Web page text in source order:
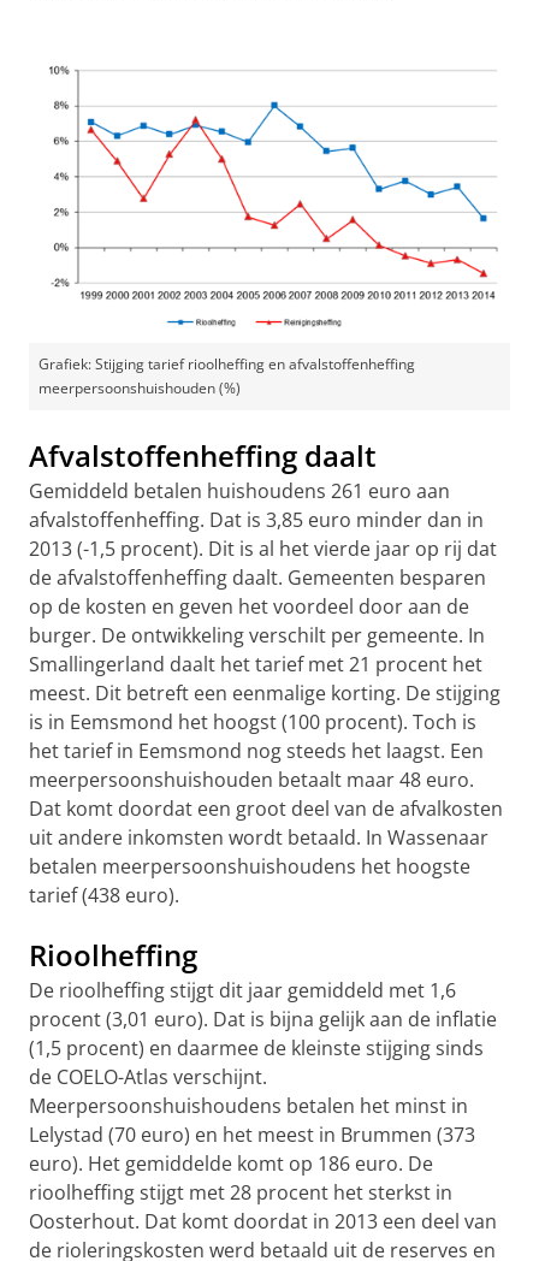
Grafiek: Stijging tarief rioolheffing en afvalstoffenheffing
meerpersoonshuishouden (%)
Afvalstoffenheffing daalt
Gemiddeld betalen huishoudens 261 euro aan
afvalstoffenheffing. Dat is 3,85 euro minder dan in
2013 (-1,5 procent). Dit is al het vierde jaar op rij dat
de afvalstoffenheffing daalt. Gemeenten besparen
op de kosten en geven het voordeel door aan de
burger. De ontwikkeling verschilt per gemeente. In
Smallingerland daalt het tarief met 21 procent het
meest. Dit betreft een eenmalige korting. De stijging
is in Eemsmond het hoogst (100 procent). Toch is
het tarief in Eemsmond nog steeds het laagst. Een
meerpersoonshuishouden betaalt maar 48 euro.
Dat komt doordat een groot deel van de afvalkosten
uit andere inkomsten wordt betaald. In Wassenaar
betalen meerpersoonshuishoudens het hoogste
tarief (438 euro).
Rioolheffing
De rioolheffing stijgt dit jaar gemiddeld met 1,6
procent (3,01 euro). Dat is bijna gelijk aan de inflatie
(1,5 procent) en daarmee de kleinste stijging sinds
de COELO-Atlas verschijnt.
Meerpersoonshuishoudens betalen het minst in
Lelystad (70 euro) en het meest in Brummen (373
euro). Het gemiddelde komt op 186 euro. De
rioolheffing stijgt met 28 procent het sterkst in
Oosterhout. Dat komt doordat in 2013 een deel van
de rioleringskosten werd betaald uit de reserves en